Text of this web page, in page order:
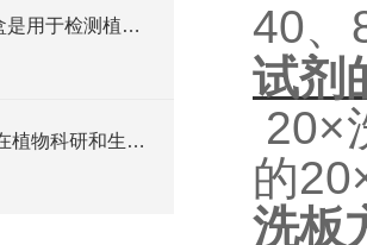
植物ELISA试剂盒是用于检测植物体内各种生物分子含量的实验工具
植物elisa试剂盒在植物科研和生产中有着重要的应用价值
40、
试剂
20×
的
洗板